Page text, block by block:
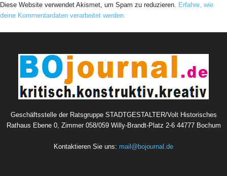
Diese Website verwendet Akismet, um Spam zu reduzieren. Erfahre, wie
deine Kommentardaten verarbeitet werden.
Geschäftsstelle der Ratsgruppe STADTGESTALTER/Volt Historisches
Rathaus Ebene 0, Zimmer 058/059 Willy-Brandt-Platz 2-6 44777 Bochum
Kontaktieren Sie uns: mail@bojournal.de